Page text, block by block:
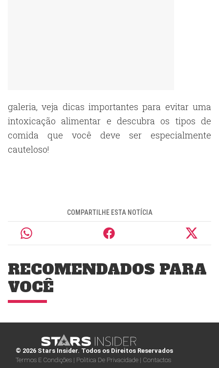
galeria, veja dicas importantes para evitar uma
intoxicação alimentar e descubra os tipos de
comida que você deve ser especialmente
cauteloso!
COMPARTILHE ESTA NOTÍCIA
RECOMENDADOS PARA
VOCÊ
© 2026 Stars Insider. Todos os Direitos Reservados
Termos E Condições | Politica De Privacidade | Contactos